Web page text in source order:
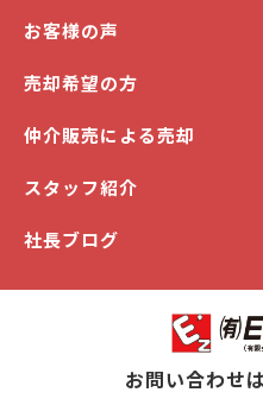
お客様の声
売却希望の方
仲介販売による売却
スタッフ紹介
社長ブログ
お問い合わせ